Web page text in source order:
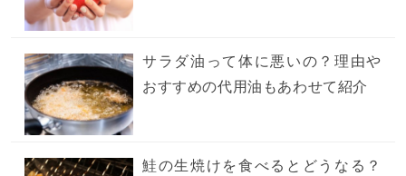
サラダ油って体に悪いの？理由や
おすすめの代用油もあわせて紹介
鮭の生焼けを食べるとどうなる？